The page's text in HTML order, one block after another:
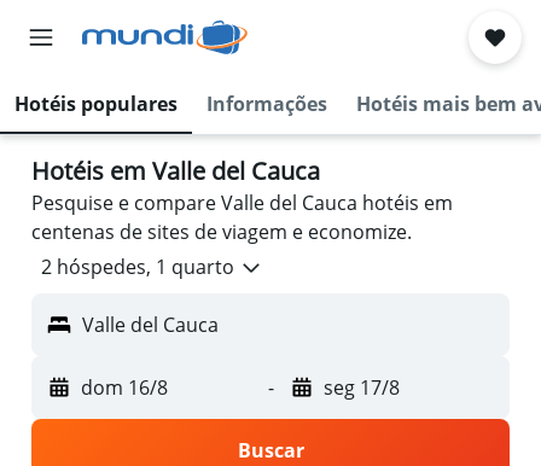
Hotéis populares Informações Hotéis mais bem
Hotéis em Valle del Cauca
Pesquise e compare Valle del Cauca hotéis em
centenas de sites de viagem e economize.
2 hóspedes, 1 quarto
Valle del Cauca
dom 16/8 - seg 17/8
Buscar